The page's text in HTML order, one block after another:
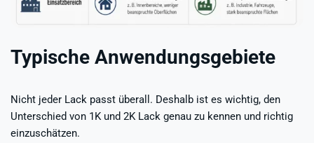
Typische Anwendungsgebiete
Nicht jeder Lack passt überall. Deshalb ist es wichtig, den
Unterschied von 1K und 2K Lack genau zu kennen und richtig
einzuschätzen.